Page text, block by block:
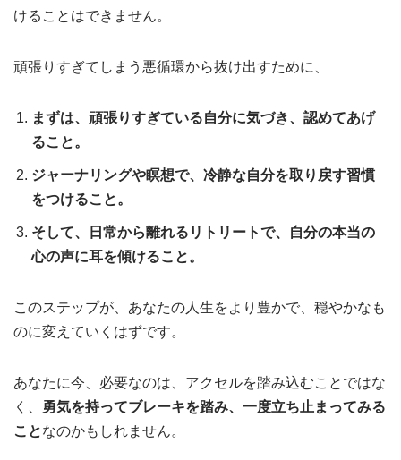
けることはできません。
頑張りすぎてしまう悪循環から抜け出すために、
まずは、頑張りすぎている自分に気づき、認めてあげ
ること。
ジャーナリングや瞑想で、冷静な自分を取り戻す習慣
をつけること。
そして、日常から離れるリトリートで、自分の本当の
心の声に耳を傾けること。
このステップが、あなたの人生をより豊かで、穏やかなも
のに変えていくはずです。
あなたに今、必要なのは、アクセルを踏み込むことではな
く、
勇気を持ってブレーキを踏み、一度立ち止まってみる
ことなのかもしれません。